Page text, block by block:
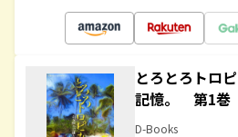
とろとろトロ
記憶。 第1巻
D-Books